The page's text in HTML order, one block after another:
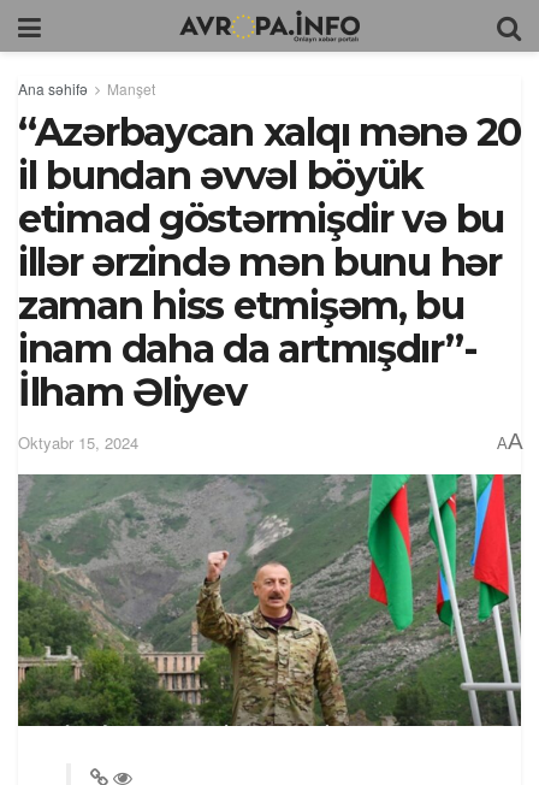
Ana səhifə Manşet
“Azərbaycan xalqı mənə 20
il bundan əvvəl böyük
etimad göstərmişdir və bu
illər ərzində mən bunu hər
zaman hiss etmişəm, bu
inam daha da artmışdır”-
İlham Əliyev
Oktyabr 15, 2024 AA